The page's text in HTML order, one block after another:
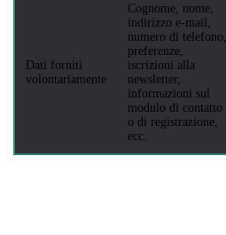
Dati forniti
volontariamente
Cognome, nome,
indirizzo e-mail,
numero di telefono,
preferenze,
iscrizioni alla
newsletter,
informazioni sul
modulo di contatto
o di registrazione,
ecc.